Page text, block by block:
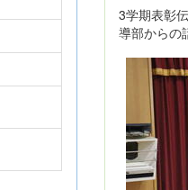
3学期表彰
導部からの